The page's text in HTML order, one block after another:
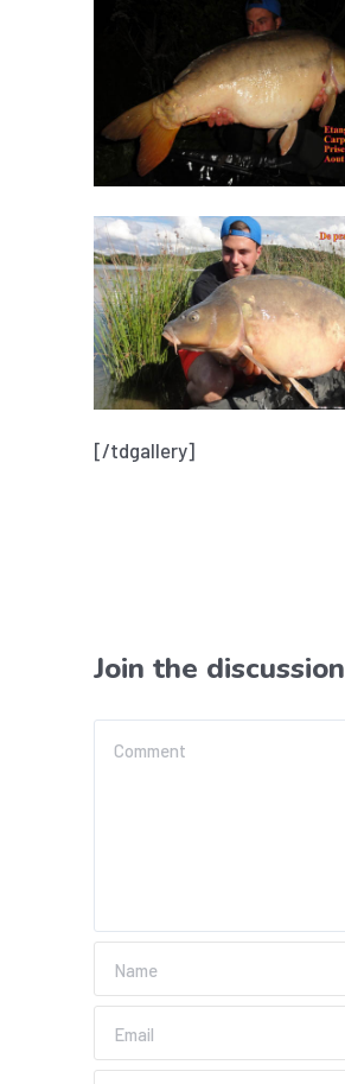
[/tdgallery]
Join the discussion